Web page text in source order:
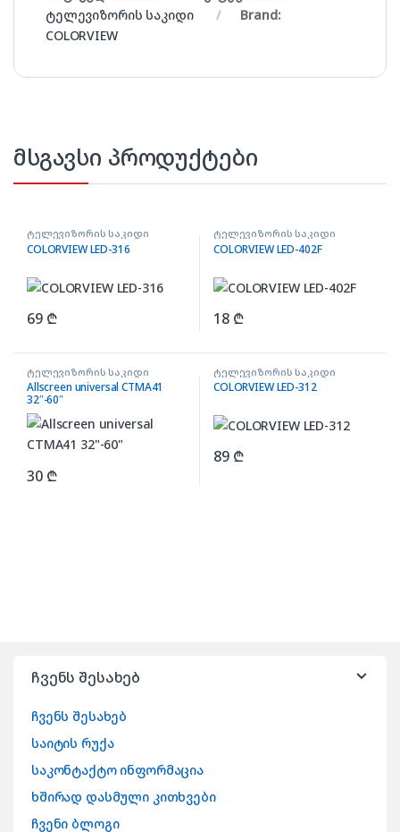
ტელევიზორის საკიდი
Brand:
COLORVIEW
მსგავსი პროდუქტები
ტელევიზორის საკიდი
COLORVIEW LED-316
69 ₾
ტელევიზორის საკიდი
COLORVIEW LED-402F
18 ₾
ტელევიზორის საკიდი
Allscreen universal CTMA41
32″-60″
30 ₾
ტელევიზორის საკიდი
COLORVIEW LED-312
89 ₾
ჩვენს შესახებ
ჩვენს შესახებ
საიტის რუქა
საკონტაქტო ინფორმაცია
ხშირად დასმული კითხვები
ჩვენი ბლოგი